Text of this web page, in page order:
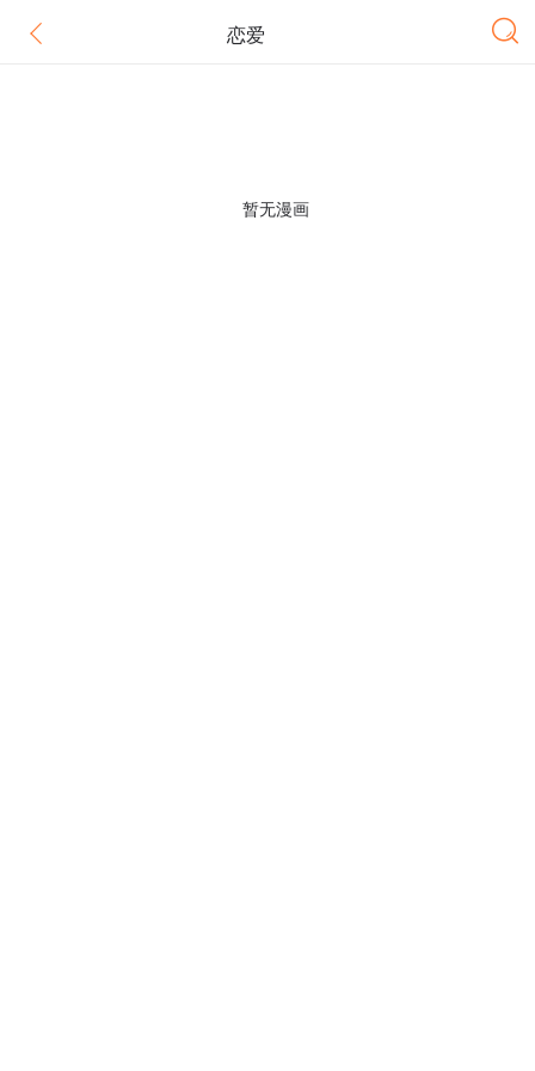
恋爱
暂无漫画